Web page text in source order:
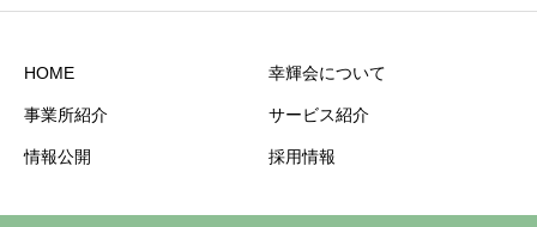
HOME 幸輝会について
事業所紹介 サービス紹介
情報公開 採用情報